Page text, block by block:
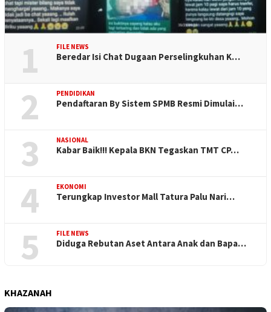
1 FILE NEWS
Beredar Isi Chat Dugaan Perselingkuhan K…
2 PENDIDIKAN
Pendaftaran By Sistem SPMB Resmi Dimulai…
3 NASIONAL
Kabar Baik!!! Kepala BKN Tegaskan TMT CP…
4 EKONOMI
Terungkap Investor Mall Tatura Palu Nari…
5 FILE NEWS
Diduga Rebutan Aset Antara Anak dan Bapa…
KHAZANAH